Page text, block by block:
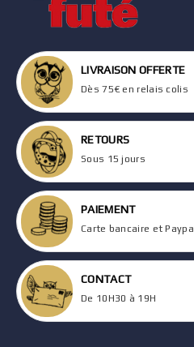
LIVRAISON OFFERTE
Dès 75€ en relais colis
RETOURS
Sous 15 jours
PAIEMENT
Carte bancaire et Paypal
CONTACT
De 10H30 à 19H